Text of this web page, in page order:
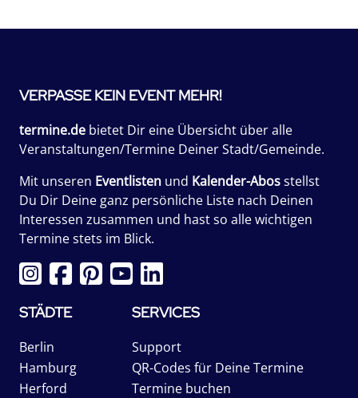
VERPASSE KEIN EVENT MEHR!
termine.de bietet Dir eine Übersicht über alle
Veranstaltungen/Termine Deiner Stadt/Gemeinde.
Mit unseren Eventlisten und Kalender-Abosstellst
Du Dir Deine ganz persönliche Liste nach Deinen
Interessen zusammen und hast so alle wichtigen
Termine stets im Blick.
STÄDTE
Berlin
Hamburg
Herford
SERVICES
Support
QR-Codes für Deine Termine
Termine buchen